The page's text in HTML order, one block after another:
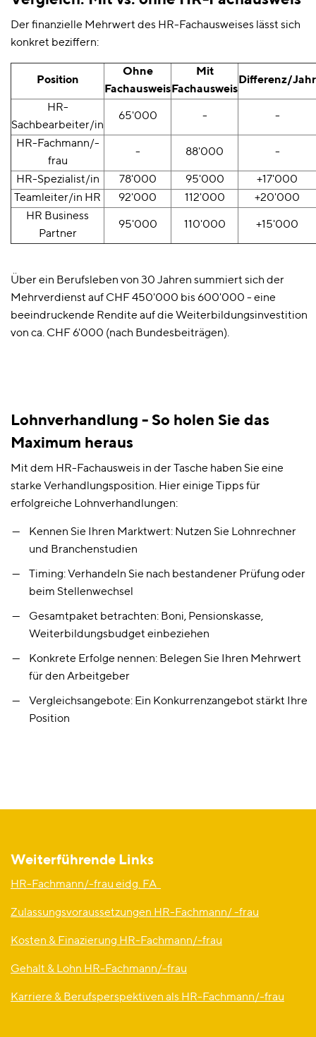
Der finanzielle Mehrwert des HR-Fachausweises lässt sich
konkret beziffern:
Position
Ohne
Fachausweis
Mit
Fachausweis
Differenz/Jahr
HR-
Sachbearbeiter/in
65'000 - -
HR-Fachmann/-
frau
- 88'000 -
HR-Spezialist/in 78'000 95'000
+17'000
Teamleiter/in HR
92'000 112'000
+20'000
HR Business
Partner
95'000 110'000 +15'000
Über ein Berufsleben von 30 Jahren summiert sich der
Mehrverdienst auf CHF 450'000 bis 600'000 - eine
beeindruckende Rendite auf die Weiterbildungsinvestition
von ca. CHF 6'000 (nach Bundesbeiträgen).
Lohnverhandlung - So holen Sie das
Maximum heraus
Mit dem HR-Fachausweis in der Tasche haben Sie eine
starke Verhandlungsposition. Hier einige Tipps für
erfolgreiche Lohnverhandlungen:
Kennen Sie Ihren Marktwert: Nutzen Sie Lohnrechner
und Branchenstudien
Timing: Verhandeln Sie nach bestandener Prüfung oder
beim Stellenwechsel
Gesamtpaket betrachten: Boni, Pensionskasse,
Weiterbildungsbudget einbeziehen
Konkrete Erfolge nennen: Belegen Sie Ihren Mehrwert
für den Arbeitgeber
Vergleichsangebote: Ein Konkurrenzangebot stärkt Ihre
Position
Weiterführende Links
HR-Fachmann/-frau eidg. FA
Zulassungsvoraussetzungen HR-Fachmann/ -frau
Kosten & Finazierung HR-Fachmann/-frau
Gehalt & Lohn HR-Fachmann/-frau
Karriere & Berufsperspektiven als HR-Fachmann/-frau